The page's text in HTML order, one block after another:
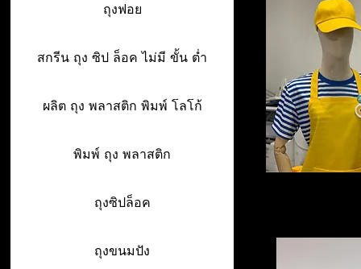
ถุงฟอย
สกรีน ถุง ซิป ล็อค ไม่มี ขั้น ต่ำ
ผลิต ถุง พลาสติก พิมพ์ โลโก้
พิมพ์ ถุง พลาสติก
ถุงซิปล็อค
ถุงขนมปัง